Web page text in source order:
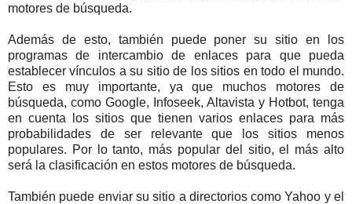
motores de búsqueda.
Además de esto, también puede poner su sitio en los
programas de intercambio de enlaces para que pueda
establecer vínculos a su sitio de los sitios en todo el mundo.
Esto es muy importante, ya que muchos motores de
búsqueda, como Google, Infoseek, Altavista y Hotbot, tenga
en cuenta los sitios que tienen varios enlaces para más
probabilidades de ser relevante que los sitios menos
populares. Por lo tanto, más popular del sitio, el más alto
será la clasificación en estos motores de búsqueda.
También puede enviar su sitio a directorios como Yahoo y el